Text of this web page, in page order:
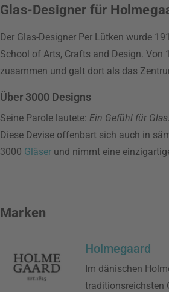
Glas-Designer für
Der Glas-Designer Per Lütken wurde
School of Arts, Crafts and Design. Von
zusammen und galt dort als das
Über 3000 Designs
Seine Parole lautete: Ein Gefühl für
Diese Devise offenbart sich auch in
3000 Gläser und nimmt eine
Marken
Holmegaard
Im dänischen
traditionsreichsten